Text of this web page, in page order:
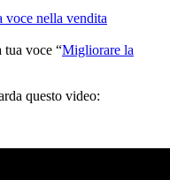
voce nella vendita
tua voce “Migliorare la
questo video: